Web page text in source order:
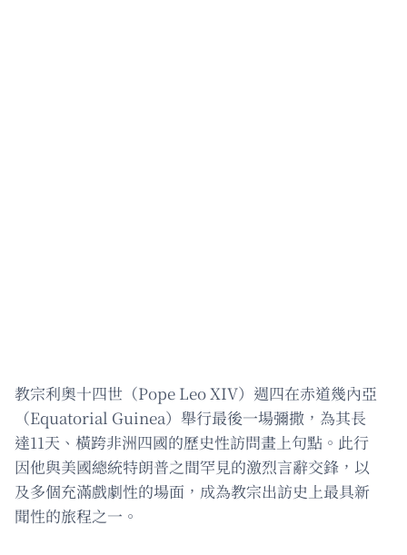
教宗利奧十四世（Pope Leo XIV）週四在赤道幾內亞
（Equatorial Guinea）舉行最後一場彌撒，為其長
達11天、橫跨非洲四國的歷史性訪問畫上句點。此行
因他與美國總統特朗普之間罕見的激烈言辭交鋒，以
及多個充滿戲劇性的場面，成為教宗出訪史上最具新
聞性的旅程之一。